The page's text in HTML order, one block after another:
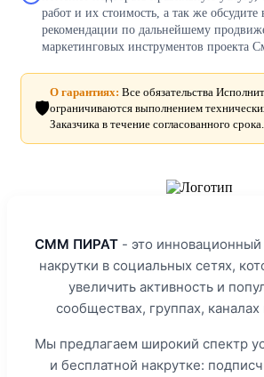
работ и их стоимость, а так же обсудите
рекомендации по дальнейшему
маркетинговых инструментов проекта
🛡️
О гарантиях: Все обязательства
ограничиваются выполнением
Заказчика в течение согласованного срока.
СММ ПИРАТ - это
накрутки в социальных сетях,
увеличить активность и
сообществах, группах, каналах
Мы предлагаем широкий спектр
и бесплатной накрутке: